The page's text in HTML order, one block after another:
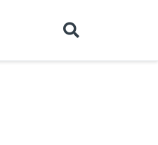
Español